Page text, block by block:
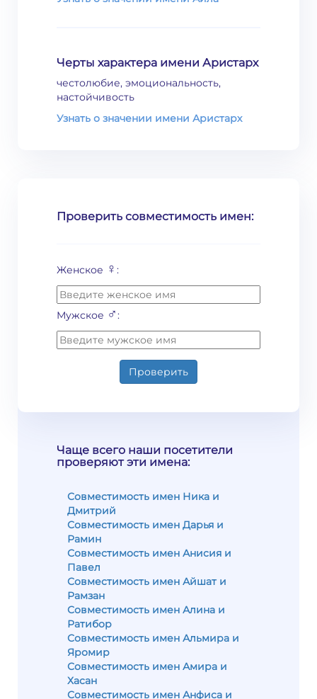
Черты характера имени Аристарх
честолюбие, эмоциональность,
настойчивость
Узнать о значении имени Аристарх
Проверить совместимость имен:
Женское ♀ :
Мужское ♂:
Проверить
Чаще всего наши посетители
проверяют эти имена:
Совместимость имен Ника и
Дмитрий
Совместимость имен Дарья и
Рамин
Совместимость имен Анисия и
Павел
Совместимость имен Айшат и
Рамзан
Совместимость имен Алина и
Ратибор
Совместимость имен Альмира и
Яромир
Совместимость имен Амира и
Хасан
Совместимость имен Анфиса и